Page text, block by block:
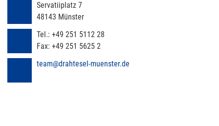
Servatiiplatz 7
48143 Münster
Tel.: +49 251 5112 28
Fax: +49 251 5625 2
team@drahtesel-muenster.de